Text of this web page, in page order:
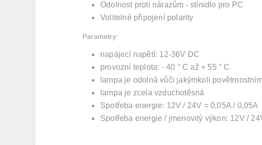
Odolnost proti nárazům - stínidlo pro PC
Volitelné připojení polarity​
Parametry:
napájecí napětí: 12-36V DC
provozní teplota: - 40 ° C až + 55 ° C
lampa je odolná vůči jakýmkoli
lampa je zcela vzduchotěsná
Spotřeba energie: 12V / 24V = 0,05A / 0,05A
Spotřeba energie / jmenovitý výkon: 12V /